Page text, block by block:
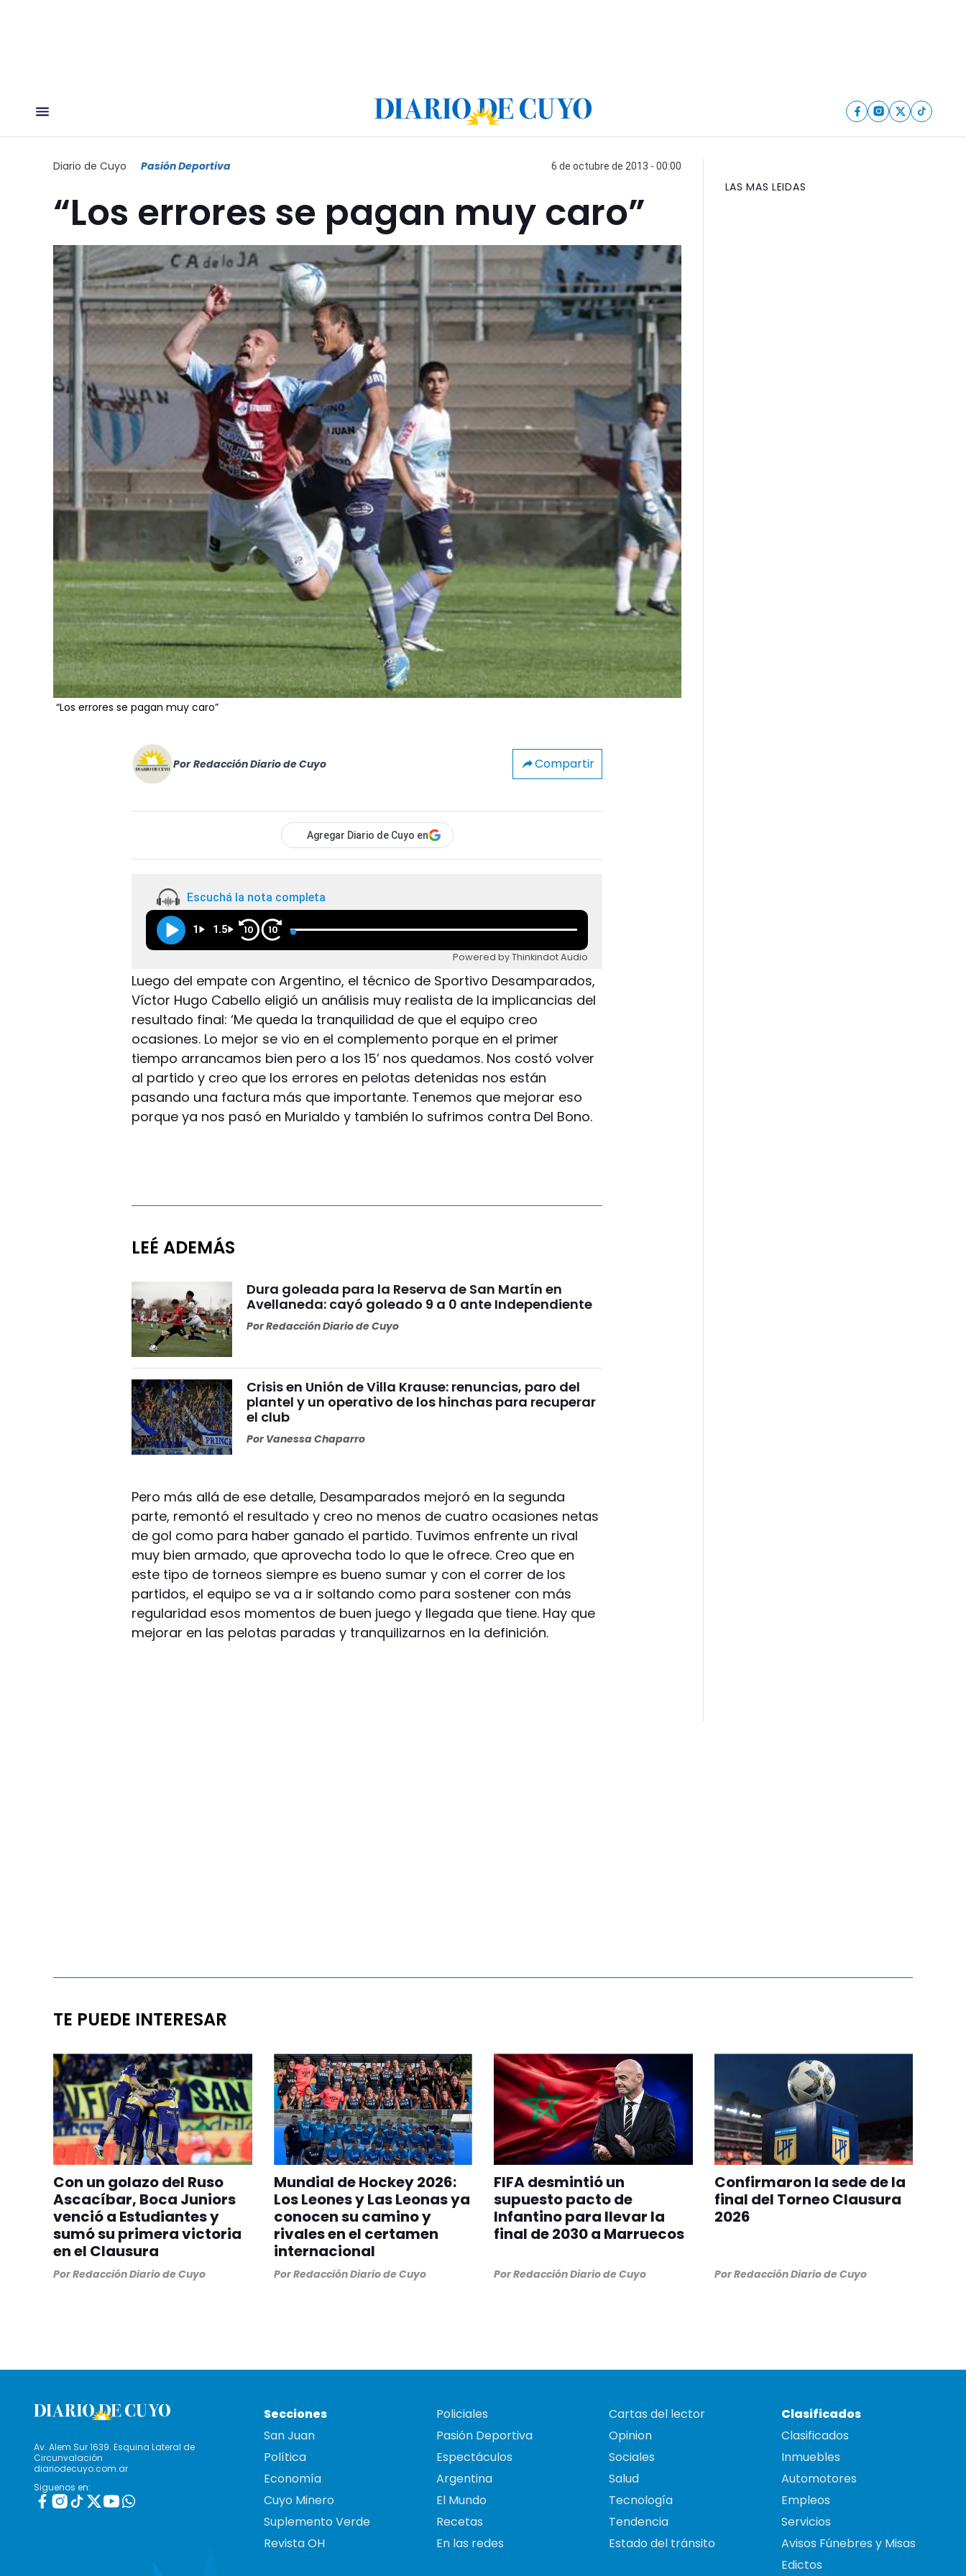
Diario de Cuyo Pasión Deportiva 6 de octubre de 2013 - 00:00
“Los errores se pagan muy caro”
“Los errores se pagan muy caro”
Por Redacción Diario de Cuyo Compartir
Agregar Diario de Cuyo en
Escuchá la nota completa
1 1.5 10 10
Powered by Thinkindot Audio
Luego del empate con Argentino, el técnico de Sportivo Desamparados,
Víctor Hugo Cabello eligió un análisis muy realista de la implicancias del
resultado final: ‘Me queda la tranquilidad de que el equipo creo
ocasiones. Lo mejor se vio en el complemento porque en el primer
tiempo arrancamos bien pero a los 15’ nos quedamos. Nos costó volver
al partido y creo que los errores en pelotas detenidas nos están
pasando una factura más que importante. Tenemos que mejorar eso
porque ya nos pasó en Murialdo y también lo sufrimos contra Del Bono.
LEÉ ADEMÁS
Dura goleada para la Reserva de San Martín en
Avellaneda: cayó goleado 9 a 0 ante Independiente
PorRedacción Diario de Cuyo
Crisis en Unión de Villa Krause: renuncias, paro del
plantel y un operativo de los hinchas para recuperar
el club
PorVanessa Chaparro
Pero más allá de ese detalle, Desamparados mejoró en la segunda
parte, remontó el resultado y creo no menos de cuatro ocasiones netas
de gol como para haber ganado el partido. Tuvimos enfrente un rival
muy bien armado, que aprovecha todo lo que le ofrece. Creo que en
este tipo de torneos siempre es bueno sumar y con el correr de los
partidos, el equipo se va a ir soltando como para sostener con más
regularidad esos momentos de buen juego y llegada que tiene. Hay que
mejorar en las pelotas paradas y tranquilizarnos en la definición.
LAS MAS LEIDAS
TE PUEDE INTERESAR
Con un golazo del Ruso
Ascacíbar, Boca Juniors
venció a Estudiantes y
sumó su primera victoria
en el Clausura
PorRedacción Diario de Cuyo
Mundial de Hockey 2026:
Los Leones y Las Leonas ya
conocen su camino y
rivales en el certamen
internacional
PorRedacción Diario de Cuyo
FIFA desmintió un
supuesto pacto de
Infantino para llevar la
final de 2030 a Marruecos
PorRedacción Diario de Cuyo
Confirmaron la sede de la
final del Torneo Clausura
2026
PorRedacción Diario de Cuyo
Av. Alem Sur 1639. Esquina Lateral de
Circunvalación
diariodecuyo.com.ar
Siguenos en:
Secciones
San Juan
Política
Economía
Cuyo Minero
Suplemento Verde
Revista OH
Policiales
Pasión Deportiva
Espectáculos
Argentina
El Mundo
Recetas
En las redes
Cartas del lector
Opinion
Sociales
Salud
Tecnología
Tendencia
Estado del tránsito
Clasificados
Clasificados
Inmuebles
Automotores
Empleos
Servicios
Avisos Fúnebres y Misas
Edictos